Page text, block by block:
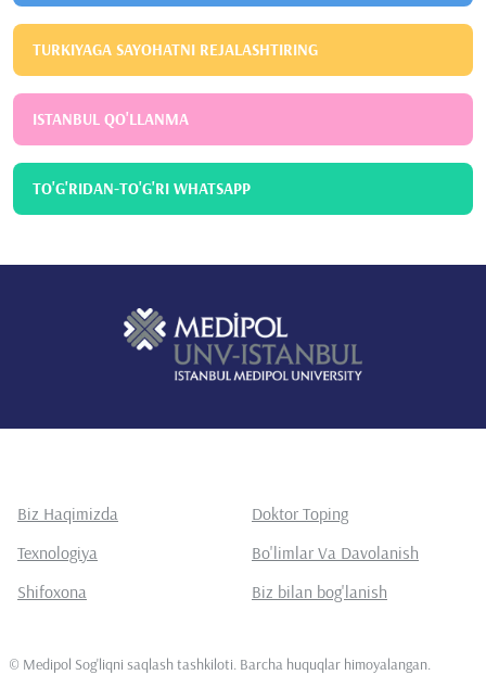
TURKIYAGA SAYOHATNI REJALASHTIRING
ISTANBUL QO'LLANMA
TO'G'RIDAN-TO'G'RI WHATSAPP
Biz Haqimizda
Doktor Toping
Texnologiya
Bo'limlar Va Davolanish
Shifoxona
Biz bilan bog'lanish
© Medipol Sog'liqni saqlash tashkiloti. Barcha huquqlar himoyalangan